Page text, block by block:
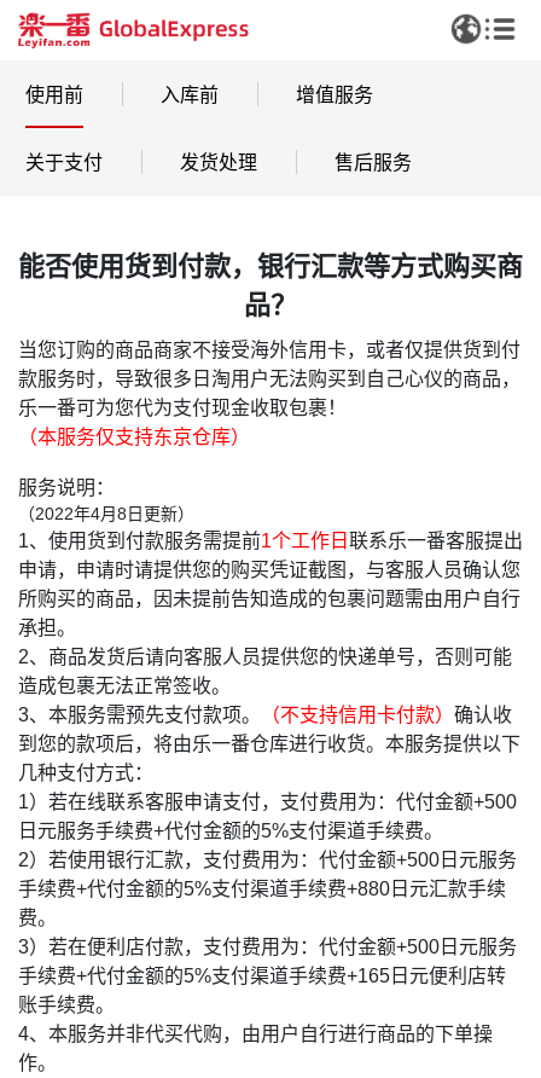
使用前 入库前 增值服务
关于支付 发货处理 售后服务
能否使用货到付款，银行汇款等方式购买商
品？
当您订购的商品商家不接受海外信用卡，或者仅提供货到付
款服务时，导致很多日淘用户无法购买到自己心仪的商品，
乐一番可为您代为支付现金收取包裹！
（本服务仅支持东京仓库）
服务说明：
（2022年4月8日更新）
1、使用货到付款服务需提前1个工作日 联系乐一番客服提出
申请，申请时请提供您的购买凭证截图，与客服人员确认您
所购买的商品，因未提前告知造成的包裹问题需由用户自行
承担。
2、商品发货后请向客服人员提供您的快递单号，否则可能
造成包裹无法正常签收。
3、本服务需预先支付款项。
（不支持信用卡付款） 确认收
到您的款项后，将由乐一番仓库进行收货。本服务提供以下
几种支付方式：
1）若在线联系客服申请支付，支付费用为：代付金额+500
日元服务手续费+代付金额的5%支付渠道手续费。
2）若使用银行汇款，支付费用为：代付金额+500日元服务
手续费+代付金额的5%支付渠道手续费+880日元汇款手续
费。
3）若在便利店付款，支付费用为：代付金额+500日元服务
手续费+代付金额的5%支付渠道手续费+165日元便利店转
账手续费。
4、本服务并非代买代购，由用户自行进行商品的下单操
作。